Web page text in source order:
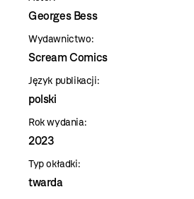
Georges Bess
Wydawnictwo:
Scream Comics
Język publikacji:
polski
Rok wydania:
2023
Typ okładki:
twarda